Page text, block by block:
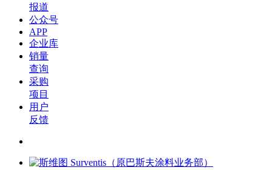
报道
公众号
APP
企业库
销量
查询
采购
项目
用户
反馈